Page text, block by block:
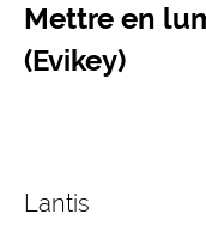
Mettre en
(Evikey)
Lantis